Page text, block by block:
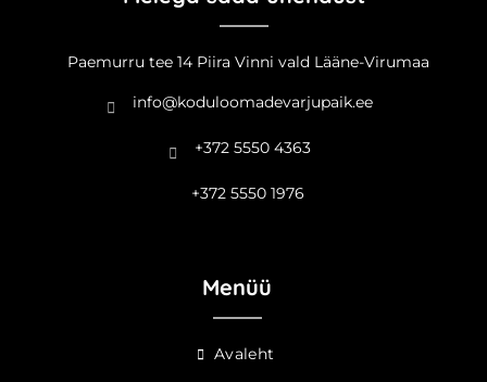
Paemurru tee 14 Piira Vinni vald Lääne-Virumaa
info@koduloomadevarjupaik.ee
+372 5550 4363
+372 5550 1976
Menüü
Avaleht